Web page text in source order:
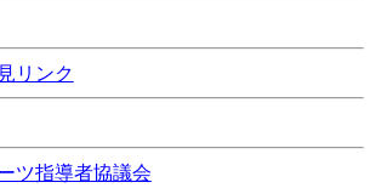
リンク
ツ指導者協議会